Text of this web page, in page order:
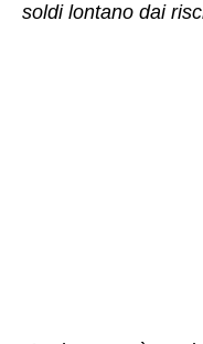
soldi lontano dai